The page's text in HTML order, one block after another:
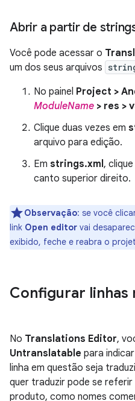
Abrir a partir de
Você pode acessar o
um dos seus arquivos
No painel Project >
ModuleName > res >
Clique duas vezes em
arquivo para edição.
Em strings.xml,
canto superior direito.
Observação: se você
link Open editor vai
exibido, feche e reabra o
Configurar linhas
No Translations Editor,
Untranslatable para
linha em questão seja
quer traduzir pode se
produto, como nomes